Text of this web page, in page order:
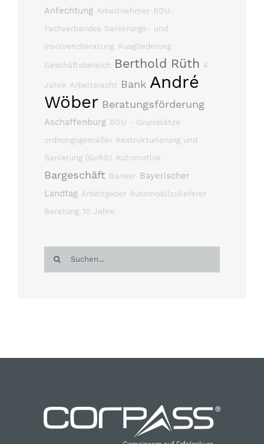
Anfechtung Arbeitnehmer BDU-
Fachverbandes Sanierungs- und
Insolvenzberatung Ausgliederung
Geschäftsbereich Berthold Rüth 4
Jahre Arbeitsrecht Bank André
Wöber Beratungsförderung
Aschaffenburg BDU - Grundsätze
ordnungsgemäßer Restrukturierung und
Sanierung (GoRS) Automotive
Bargeschäft Banker Bayerischer
Landtag Arbeitgeber Automobilzulieferer
Beratung 10 Jahre
Suche
nach: